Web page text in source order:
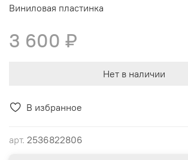
В избранное
арт. 2536822806
Виниловая пластинка
3 600 ₽
Нет в наличии